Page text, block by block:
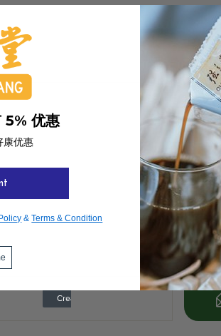
5% 优惠
康优惠
&Terms & Condition